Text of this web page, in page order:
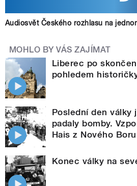
Audiosvět Českého rozhlasu na
MOHLO BY VÁS ZAJÍMAT
Liberec po
pohledem
Poslední den války
padaly bomby.
Hais z Nového Boru
Konec války na